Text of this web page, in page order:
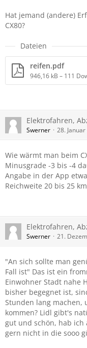
Hat jemand (andere)
CX80?
Dateien
reifen.pdf
946,16 kB – 111
Elektrofahren,
Swerner 28.
Wie wärmt man beim
Minusgrade -3 bis -4
Angabe in der App
Reichweite 20 bis 25
Elektrofahren,
Swerner 21.
"An sich sollte man
Fall ist" Das ist ein
Einwohner Stadt nahe
bisher begegnet ist,
Stunden lang machen,
kommen? Lidl gibt's
gut und schön, hab
gern nicht in die sooo